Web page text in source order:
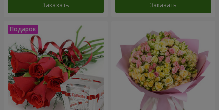
Заказать Заказать